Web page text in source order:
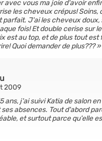
avec vous ma joie d'avoir
les cheveux crépus! Soins,
parfait. J'ai les cheveux doux,
fois! Et double cerise sur
est au top, et de plus tout est
Quoi demander de plus???
2009
ans, j'ai suivi Katia de salon
absences. Tout d'abord
et surtout parce qu'elle